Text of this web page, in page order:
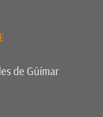
de Güímar